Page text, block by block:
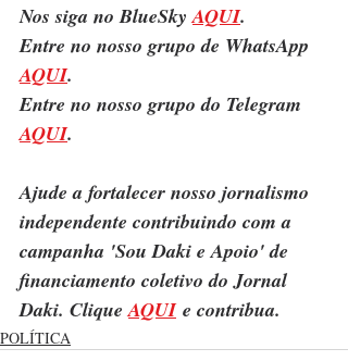
Nos siga no BlueSky AQUI.
Entre no nosso grupo de WhatsApp
AQUI.
Entre no nosso grupo do Telegram
AQUI.
Ajude a fortalecer nosso jornalismo
independente contribuindo com a
campanha 'Sou Daki e Apoio' de
financiamento coletivo do Jornal
Daki. Clique AQUI e contribua.
POLÍTICA